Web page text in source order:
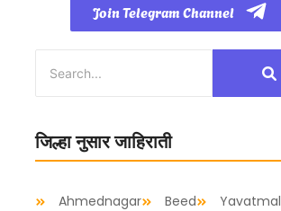
Join Telegram Channel
जिल्हा नुसार जाहिराती
Ahmednagar Beed Yavatmal